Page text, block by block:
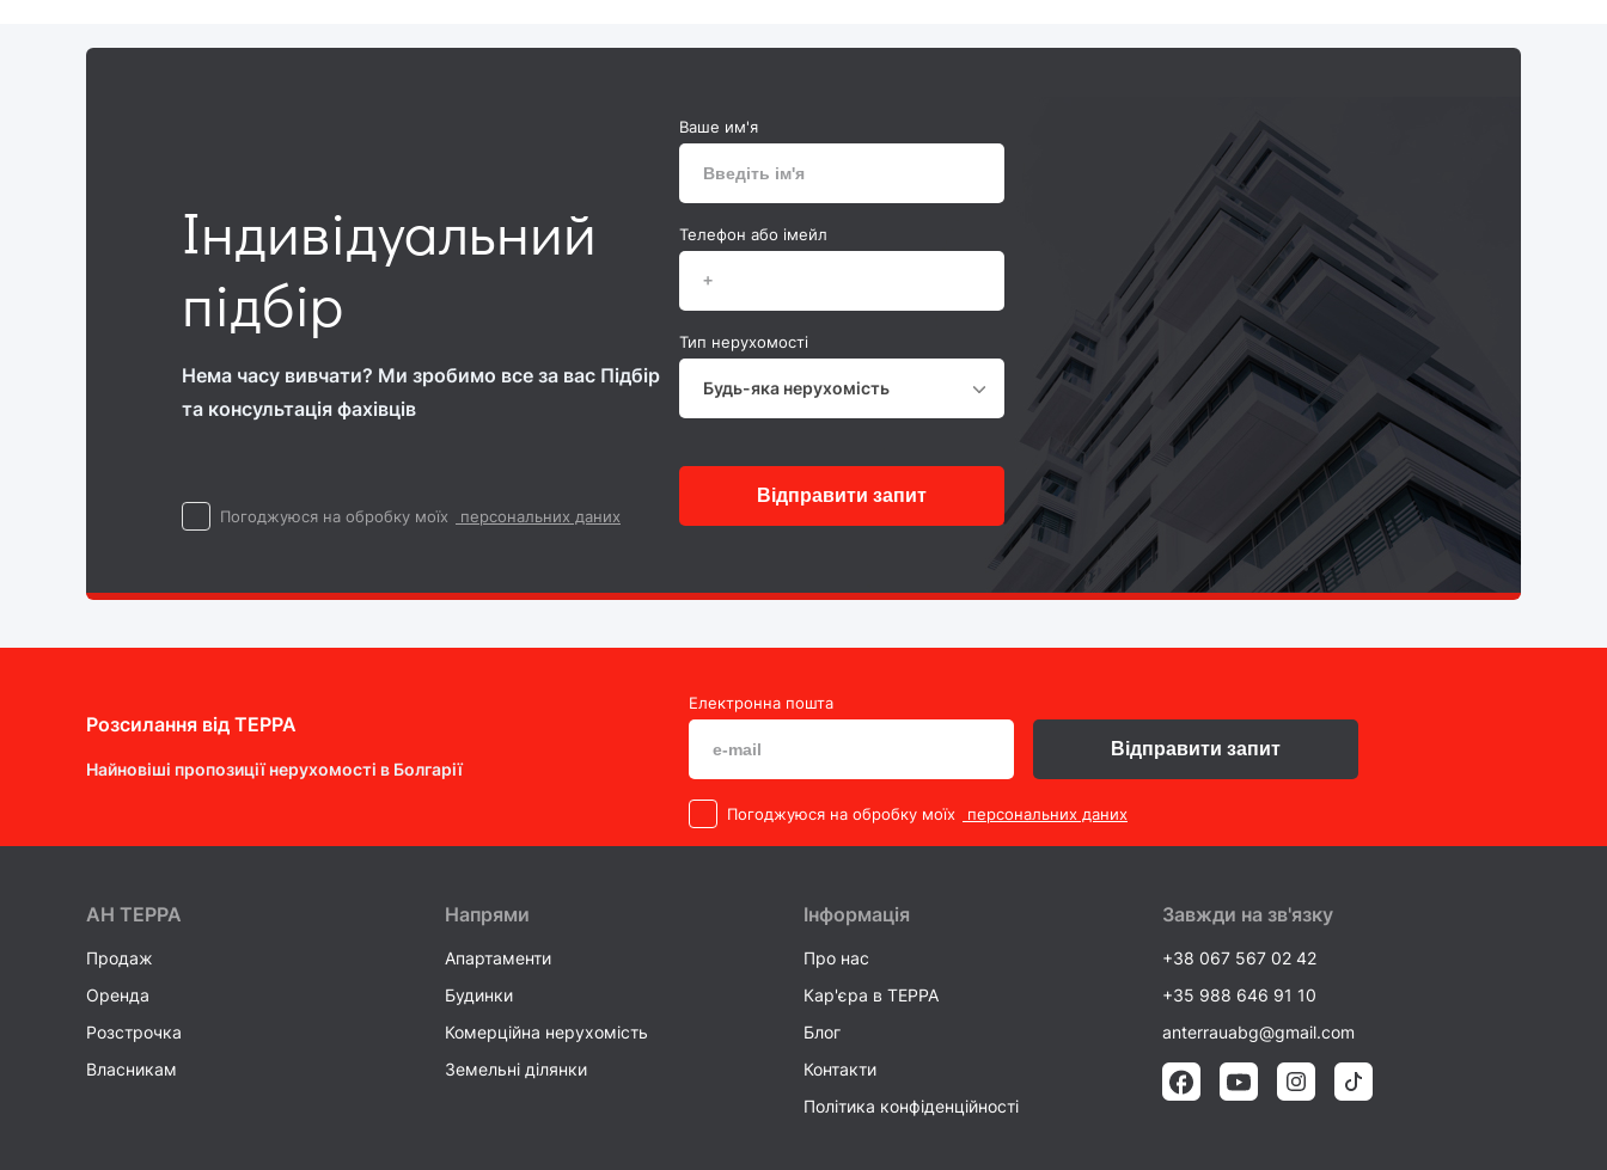
Індивідуальний
підбір
Нема часу вивчати? Ми зробимо все за вас Підбір
та консультація фахівців
Ваше им'я
Телефон або імейл
Тип нерухомості
Будь-яка нерухомість
Відправити запит
Погоджуюся на обробку моїх персональних даних
Розсилання від ТEPPA
Найновіші пропозиції нерухомості в Болгарії
Електронна пошта
Погоджуюся на обробку моїх персональних даних
Відправити запит
AH ТEPPA
Продаж
Оренда
Розстрочка
Власникам
Напрями
Апартаменти
Будинки
Комерційна нерухомість
Земельні ділянки
Інформація
Про нас
Кар'єра в TEPPA
Блог
Контакти
Політика конфіденційності
Завжди на зв'язку
+38 067 567 02 42
+35 988 646 91 10
anterrauabg@gmail.com